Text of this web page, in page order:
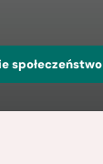
społeczeństwo